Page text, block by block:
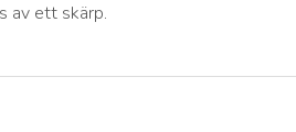
av ett skärp.